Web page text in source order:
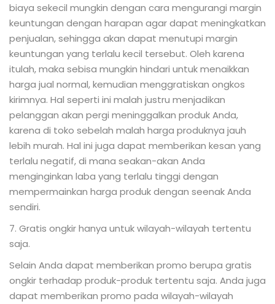
biaya sekecil mungkin dengan cara mengurangi margin
keuntungan dengan harapan agar dapat meningkatkan
penjualan, sehingga akan dapat menutupi margin
keuntungan yang terlalu kecil tersebut. Oleh karena
itulah, maka sebisa mungkin hindari untuk menaikkan
harga jual normal, kemudian menggratiskan ongkos
kirimnya. Hal seperti ini malah justru menjadikan
pelanggan akan pergi meninggalkan produk Anda,
karena di toko sebelah malah harga produknya jauh
lebih murah. Hal ini juga dapat memberikan kesan yang
terlalu negatif, di mana seakan-akan Anda
menginginkan laba yang terlalu tinggi dengan
mempermainkan harga produk dengan seenak Anda
sendiri.
7. Gratis ongkir hanya untuk wilayah-wilayah tertentu
saja.
Selain Anda dapat memberikan promo berupa gratis
ongkir terhadap produk-produk tertentu saja. Anda juga
dapat memberikan promo pada wilayah-wilayah